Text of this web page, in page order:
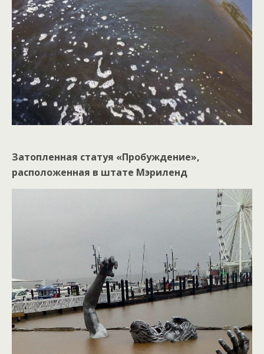
Затопленная статуя «Пробуждение»,
расположенная в штате Мэриленд